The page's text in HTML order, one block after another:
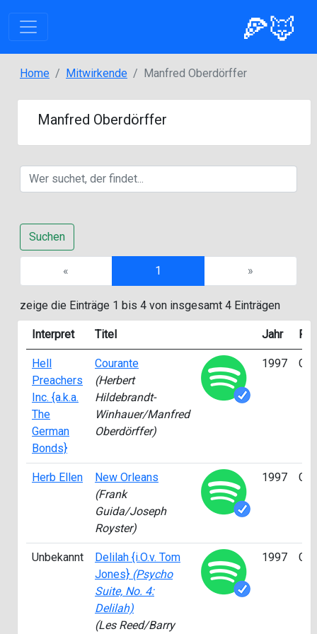
🍕🦊
Home Mitwirkende Manfred Oberdörffer
Manfred Oberdörffer
Suchen
« 1 »
zeige die Einträge 1 bis 4 von insgesamt 4 Einträgen
Interpret Titel Jahr
Hell
Preachers
Inc. {a.k.a.
The
German
Bonds}
Courante
(Herbert
Hildebrandt-
Winhauer/Manfred
Oberdörffer)
1997
Herb Ellen
New Orleans
(Frank
Guida/Joseph
Royster)
1997
Unbekannt
Delilah {i.O.v. Tom
Jones} (Psycho
Suite, No. 4:
Delilah)
(Les Reed/Barry
1997